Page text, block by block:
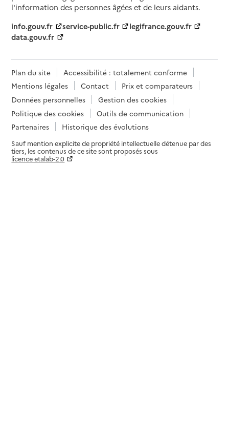
l'information des personnes âgées et de leurs aidants.
info.gouv.fr
service-public.fr
legifrance.gouv.fr
data.gouv.fr
Plan du site
Accessibilité : totalement conforme
Mentions légales
Contact
Prix et comparateurs
Données personnelles
Gestion des cookies
Politique des cookies
Outils de communication
Partenaires
Historique des évolutions
Sauf mention explicite de propriété intellectuelle détenue par des
tiers, les contenus de ce site sont proposés sous
licence etalab-2.0